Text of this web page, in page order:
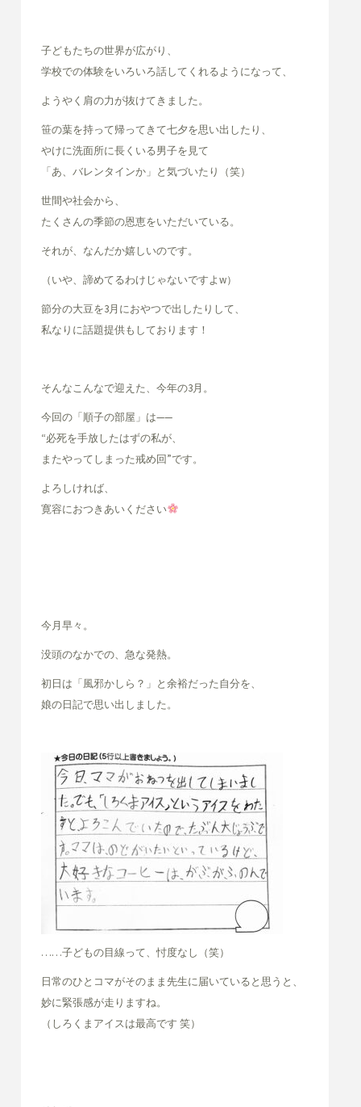
子どもたちの世界が広がり、
学校での体験をいろいろ話してくれるようになって、
ようやく肩の力が抜けてきました。
笹の葉を持って帰ってきて七夕を思い出したり、
やけに洗面所に長くいる男子を見て
「あ、バレンタインか」と気づいたり（笑）
世間や社会から、
たくさんの季節の恩恵をいただいている。
それが、なんだか嬉しいのです。
（いや、諦めてるわけじゃないですよw）
節分の大豆を3月におやつで出したりして、
私なりに話題提供もしております！
そんなこんなで迎えた、今年の3月。
今回の「順子の部屋」は——
“必死を手放したはずの私が、
またやってしまった戒め回”です。
よろしければ、
寛容におつきあいください
今月早々。
没頭のなかでの、急な発熱。
初日は「風邪かしら？」と余裕だった自分を、
娘の日記で思い出しました。
……子どもの目線って、忖度なし（笑）
日常のひとコマがそのまま先生に届いていると思うと、
妙に緊張感が走りますね。
（しろくまアイスは最高です 笑）